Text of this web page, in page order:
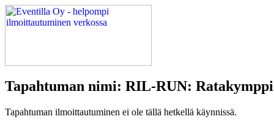
Tapahtuman nimi: RIL-RUN: Ratakymppi
Tapahtuman ilmoittautuminen ei ole tällä hetkellä käynnissä.